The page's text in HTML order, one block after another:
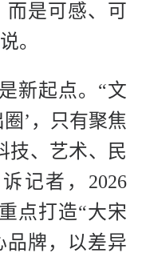
是可感、可
。
新起点。“文
圈’，只有聚焦
技、艺术、民
记者，2026
点打造“大宋
品牌，以差异